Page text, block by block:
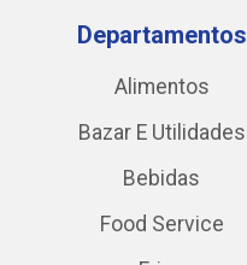
Departamentos
Alimentos
Bazar E Utilidades
Bebidas
Food Service